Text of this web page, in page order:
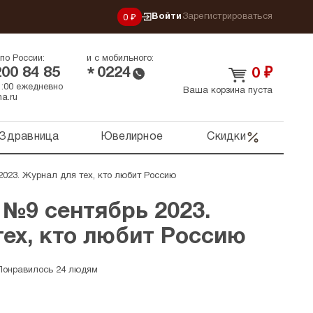
0 ₽ Войти Зарегистрироваться
России:
84 85
и с мобильного:
* 0224
ежедневно
0 ₽
Ваша корзина пуста
Ювелирное Скидки
Журнал для тех, кто любит Россию
сентябрь 2023.
кто любит Россию
Понравилось 24 людям